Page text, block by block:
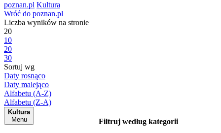
poznan.pl Kultura
Wróć do poznan.pl
Liczba wyników na stronie
20
10
20
30
Sortuj wg
Daty rosnąco
Daty malejąco
Alfabetu (A-Z)
Alfabetu (Z-A)
Kultura
Menu
Filtruj według kategorii